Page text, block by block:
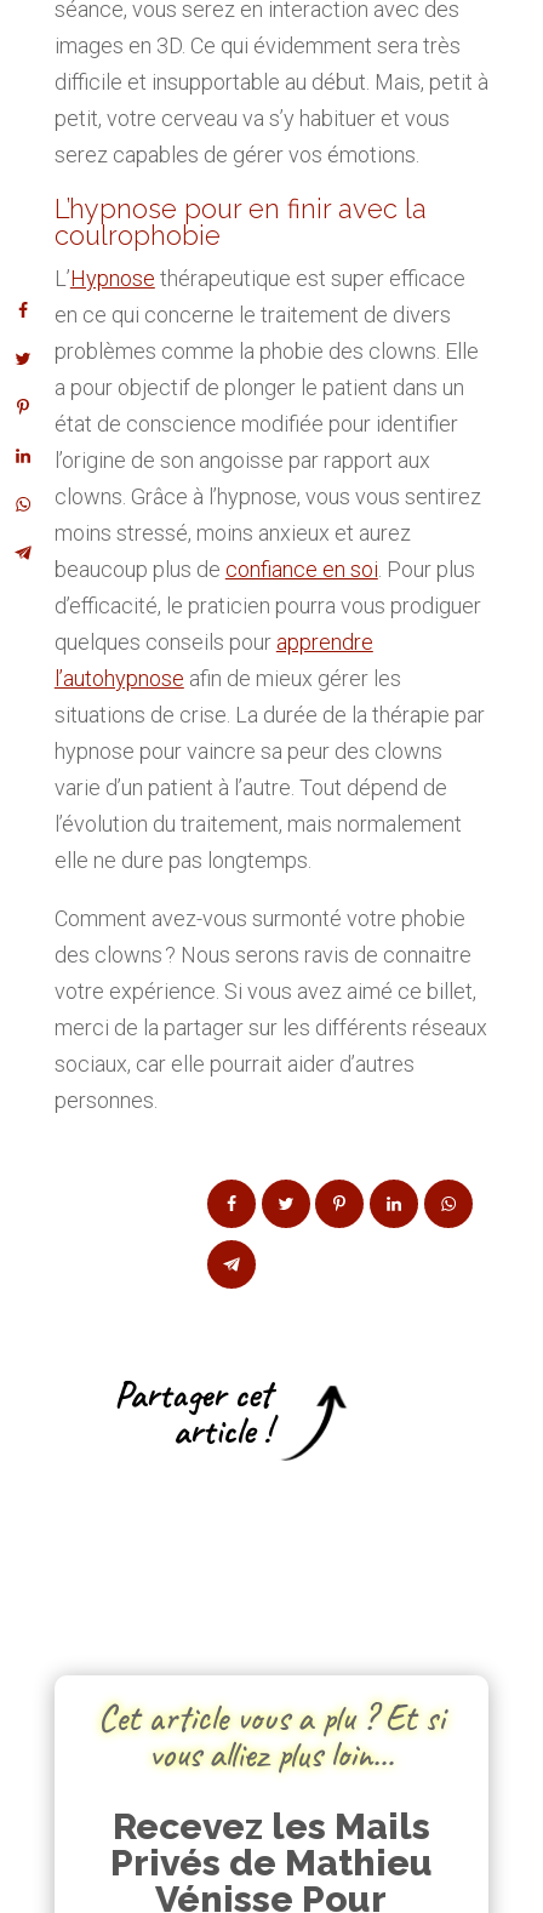
séance, vous serez en interaction avec des
images en 3D. Ce qui évidemment sera très
difficile et insupportable au début. Mais, petit à
petit, votre cerveau va s’y habituer et vous
serez capables de gérer vos émotions.
L’hypnose pour en finir avec la
coulrophobie
L’Hypnose thérapeutique est super efficace
en ce qui concerne le traitement de divers
problèmes comme la phobie des clowns. Elle
a pour objectif de plonger le patient dans un
état de conscience modifiée pour identifier
l’origine de son angoisse par rapport aux
clowns. Grâce à l’hypnose, vous vous sentirez
moins stressé, moins anxieux et aurez
beaucoup plus de confiance en soi. Pour plus
d’efficacité, le praticien pourra vous prodiguer
quelques conseils pour apprendre
l’autohypnose afin de mieux gérer les
situations de crise. La durée de la thérapie par
hypnose pour vaincre sa peur des clowns
varie d’un patient à l’autre. Tout dépend de
l’évolution du traitement, mais normalement
elle ne dure pas longtemps.
Comment avez-vous surmonté votre phobie
des clowns ? Nous serons ravis de connaitre
votre expérience. Si vous avez aimé ce billet,
merci de la partager sur les différents réseaux
sociaux, car elle pourrait aider d’autres
personnes.
Partager cet
article !
Cet article vous a plu ? Et si
vous alliez plus loin…
Recevez les Mails
Privés de Mathieu
Vénisse Pour